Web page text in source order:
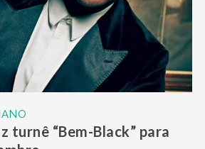
turnê “Bem-Black” para